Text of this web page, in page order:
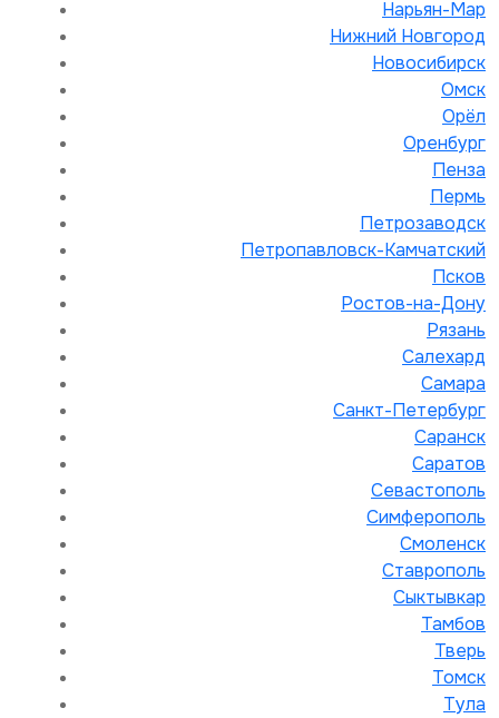
Нарьян-Мар
Нижний Новгород
Новосибирск
Омск
Орёл
Оренбург
Пенза
Пермь
Петрозаводск
Петропавловск-Камчатский
Псков
Ростов-на-Дону
Рязань
Салехард
Самара
Санкт-Петербург
Саранск
Саратов
Севастополь
Симферополь
Смоленск
Ставрополь
Сыктывкар
Тамбов
Тверь
Томск
Тула